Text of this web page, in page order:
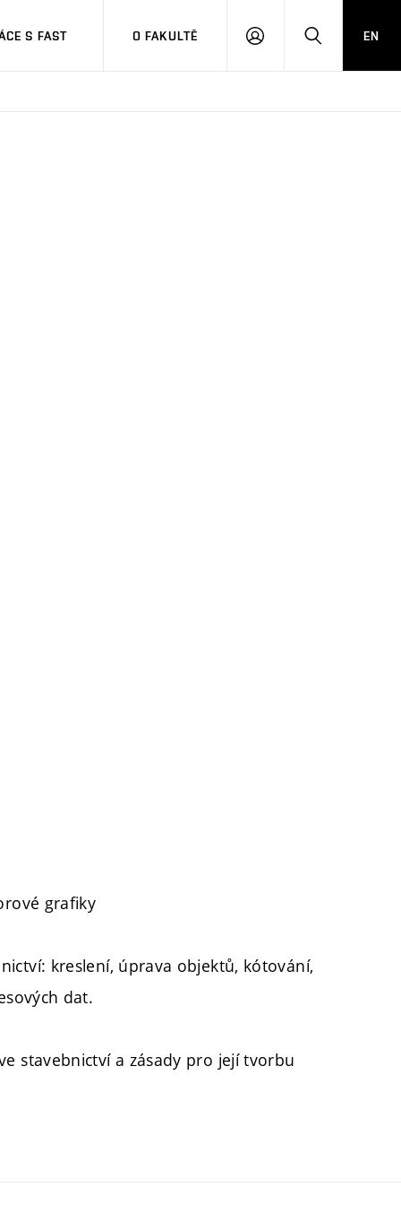
S FAST O FAKULTĚ
PŘIHLÁSITHLEDAT
EN
grafiky
kreslení, úprava objektů, kótování,
dat.
stavebnictví a zásady pro její tvorbu